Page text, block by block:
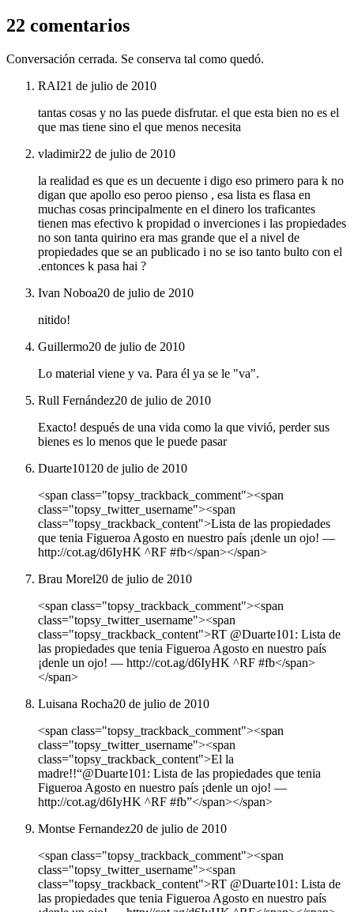
22 comentarios
Conversación cerrada. Se conserva tal como quedó.
RAI21 de julio de 2010
tantas cosas y no las puede disfrutar. el que esta bien no es el
que mas tiene sino el que menos necesita
vladimir22 de julio de 2010
la realidad es que es un decuente i digo eso primero para k no
digan que apollo eso peroo pienso , esa lista es flasa en
muchas cosas principalmente en el dinero los traficantes
tienen mas efectivo k propidad o inverciones i las propiedades
no son tanta quirino era mas grande que el a nivel de
propiedades que se an publicado i no se iso tanto bulto con el
.entonces k pasa hai ?
Ivan Noboa20 de julio de 2010
nitido!
Guillermo20 de julio de 2010
Lo material viene y va. Para él ya se le "va".
Rull Fernández20 de julio de 2010
Exacto! después de una vida como la que vivió, perder sus
bienes es lo menos que le puede pasar
Duarte101 20 de julio de 2010
<span class="topsy_trackback_comment"><span
class="topsy_twitter_username"><span
class="topsy_trackback_content">Lista de las propiedades
que tenia Figueroa Agosto en nuestro país ¡denle un ojo! ―
http://cot.ag/d6IyHK ^RF #fb</span></span>
Brau Morel20 de julio de 2010
<span class="topsy_trackback_comment"><span
class="topsy_twitter_username"><span
class="topsy_trackback_content">RT @Duarte101: Lista de
las propiedades que tenia Figueroa Agosto en nuestro país
¡denle un ojo! ― http://cot.ag/d6IyHK ^RF #fb</span>
</span>
Luisana Rocha20 de julio de 2010
<span class="topsy_trackback_comment"><span
class="topsy_twitter_username"><span
class="topsy_trackback_content">El la
madre!!“@Duarte101: Lista de las propiedades que tenia
Figueroa Agosto en nuestro país ¡denle un ojo! ―
http://cot.ag/d6IyHK ^RF #fb”</span></span>
Montse Fernandez20 de julio de 2010
<span class="topsy_trackback_comment"><span
class="topsy_twitter_username"><span
class="topsy_trackback_content">RT @Duarte101: Lista de
las propiedades que tenia Figueroa Agosto en nuestro país